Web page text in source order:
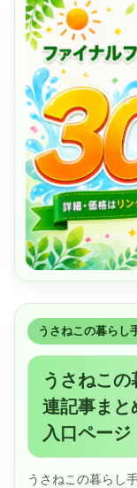
うさねこの暮らし
うさねこ
連記事まと
入口ページ
うさねこの暮らし